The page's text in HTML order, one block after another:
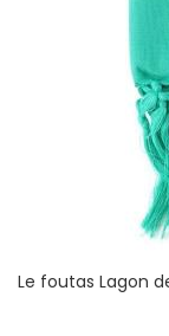
Le foutas Lagon